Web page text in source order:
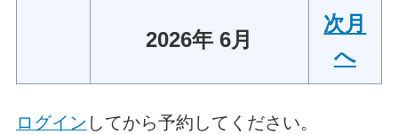
2026年 6月
次月
へ
ログイン してから予約してください。